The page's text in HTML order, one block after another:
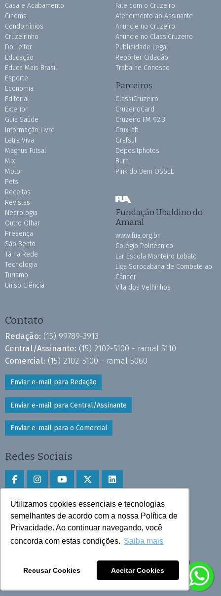
Utilizamos cookies essenciais e tecnologias
semelhantes de acordo com a nossa Política de
Privacidade. Ao continuar navegando, você
concorda com estas condições. Saiba mais
Recusar Cookies Aceitar Cookies
Casa e Acabamento
Cinema
Condomínios
Cruzeirinho
Do Leitor
Educação
Educa Mais Brasil
Esporte
Economia
Editorial
Exterior
Guia Saúde
Informação Livre
Letra Viva
Magnus Futsal
Mix
Motor
Pets
Receitas
Revistas
Necrologia
Outro Olhar
Presença
São Bento
Tá na Rede
Tecnologia
Turismo
Uniso Ciência
Fale com o Cruzeiro
Atendimento ao Assinante
Anuncie no Cruzeiro
Anuncie no ClassiCruzeiro
Publicidade Legal
Repórter Cidadão
Trabalhe Conosco
Parceiros
ClassiCruzeiro
CruzeiroCard
Cruzeiro FM 92.3
CruxLab
Grafsul
Depositphotos
Burh
Pink do Bem OSSEL
Fundação Ubaldino do
Amaral
www.fua.org.br
Colégio Politécnico
Lar Escola Monteiro Lobato
Liga Sorocabana de Combate ao
Câncer
Vila dos Velhinhos
Contato
Redação: (15) 99789-3913
Central/Assinante: (15) 2102-5100 - ramal 5110
Comercial: (15) 2102-5100 - ramal 5060
Enviar e-mail para Redação
Enviar e-mail para Central/Assinante
Enviar e-mail para o Comercial
Redes Sociais
Faça download do aplicativo
Play Store e App Store
Todos os direitos reservados © 2025 Cruzeiro do Sul